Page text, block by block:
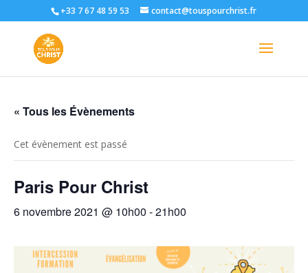
+33 7 67 48 59 53 contact@touspourchrist.fr
« Tous les Évènements
Cet évènement est passé
Paris Pour Christ
6 novembre 2021 @ 10h00 -21h00